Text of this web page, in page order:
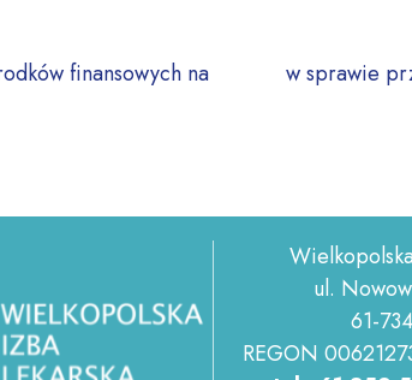
finansowych na
w sprawie
ul.
61-
REGON